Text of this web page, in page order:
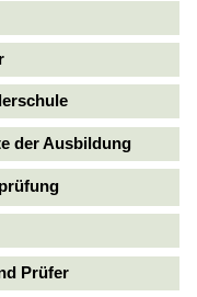
der Ausbildung
Prüfer